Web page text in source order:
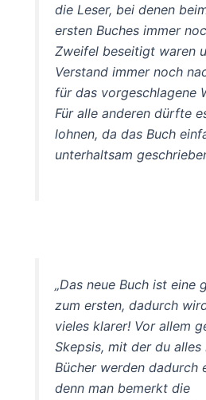
die Leser, bei denen
ersten Buches immer
Zweifel beseitigt waren
Verstand immer noch
für das vorgeschlagene
Für alle anderen dürfte
lohnen, da das Buch
unterhaltsam
„Das neue Buch ist eine
zum ersten, dadurch
vieles klarer! Vor allem
Skepsis, mit der du
Bücher werden dadurch
denn man bemerkt die